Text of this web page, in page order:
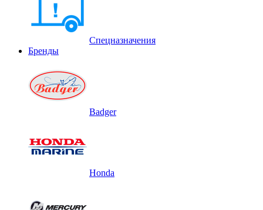
Спецназначения
Бренды
Badger
Honda